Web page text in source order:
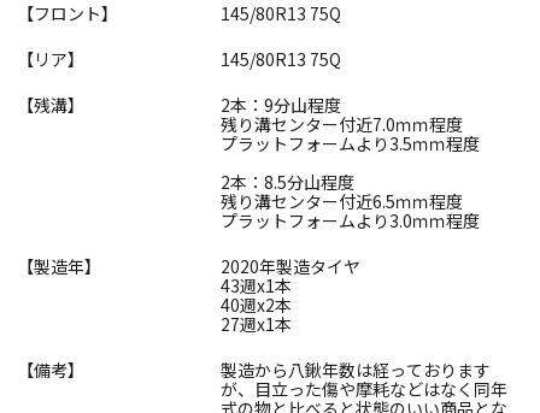
【フロント】
145/80R13 75Q
【リア】
145/80R13 75Q
【残溝】
2本：9分山程度
残り溝センター付近7.0ｍｍ程度
プラットフォームより3.5ｍｍ程度
2本：8.5分山程度
残り溝センター付近6.5ｍｍ程度
プラットフォームより3.0ｍｍ程度
【製造年】
2020年製造タイヤ
43週x1本
40週x2本
27週x1本
【備考】
製造から八鍬年数は経っております
が、目立った傷や摩耗などはなく同年